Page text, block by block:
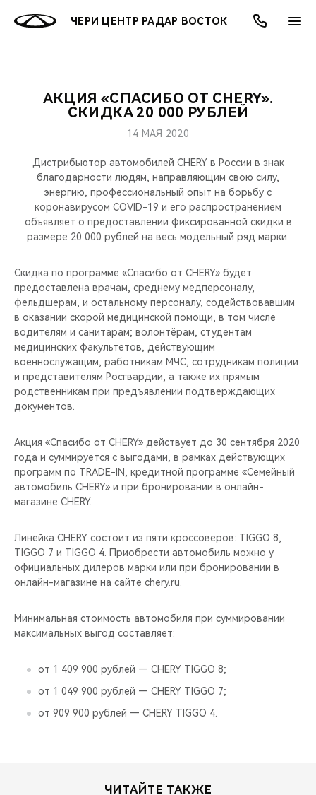
ЧЕРИ ЦЕНТР РАДАР ВОСТОК
МОДЕЛИ
КРОССОВЕРЫ
СЕДАНЫ
НОВИНКИ
ПОКУПАТЕЛЯМ
КРЕДИТ И СТРАХОВАНИЕ
ВЛАДЕЛЬЦАМ
ЗАПЧАСТИ И АКСЕССУАРЫ
ПОДДЕРЖКА
МИР CHERY
О БРЕНДЕ
CHERY В СОЦСЕТЯХ
CHERY REMOTE
CHERY И СПОРТ
НАШИ МЕРОПРИЯТИЯ
CHERY ДЛЯ ДЕТЕЙ
АКЦИИ
ОНЛАЙН СЕРВИСЫ
КРЕДИТ
О КОМПАНИИ
МЫ В СОЦСЕТЯХ
АКЦИЯ «СПАСИБО ОТ CHERY».
СКИДКА 20 000 РУБЛЕЙ
14 МАЯ 2020
Дистрибьютор автомобилей CHERY в России в знак
благодарности людям, направляющим свою силу,
энергию, профессиональный опыт на борьбу с
коронавирусом COVID-19 и его распространением
объявляет о предоставлении фиксированной скидки в
размере 20 000 рублей на весь модельный ряд марки.
Скидка по программе «Спасибо от CHERY» будет
предоставлена врачам, среднему медперсоналу,
фельдшерам, и остальному персоналу, содействовавшим
в оказании скорой медицинской помощи, в том числе
водителям и санитарам; волонтёрам, студентам
медицинских факультетов, действующим
военнослужащим, работникам МЧС, сотрудникам полиции
и представителям Росгвардии, а также их прямым
родственникам при предъявлении подтверждающих
документов.
Акция «Спасибо от CHERY» действует до 30 сентября 2020
года и суммируется с выгодами, в рамках действующих
программ по TRADE-IN, кредитной программе «Семейный
автомобиль CHERY» и при бронировании в онлайн-
магазине CHERY.
Линейка CHERY состоит из пяти кроссоверов: TIGGO 8,
TIGGO 7 и TIGGO 4. Приобрести автомобиль можно у
официальных дилеров марки или при бронировании в
онлайн-магазине на сайте chery.ru.
Минимальная стоимость автомобиля при суммировании
максимальных выгод составляет:
от 1 409 900 рублей — CHERY TIGGO 8;
от 1 049 900 рублей — CHERY TIGGO 7;
от 909 900 рублей — CHERY TIGGO 4.
ЧИТАЙТЕ ТАКЖЕ